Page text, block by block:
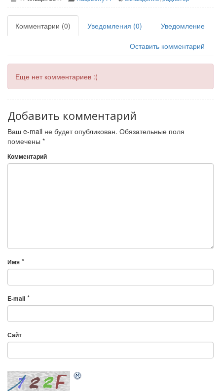
Комментарии (0) Уведомления (0) Уведомление
Оставить комментарий
Еще нет комментариев :(
Добавить комментарий
Ваш e-mail не будет опубликован. Обязательные поля
помечены *
Комментарий
Имя *
E-mail *
Сайт